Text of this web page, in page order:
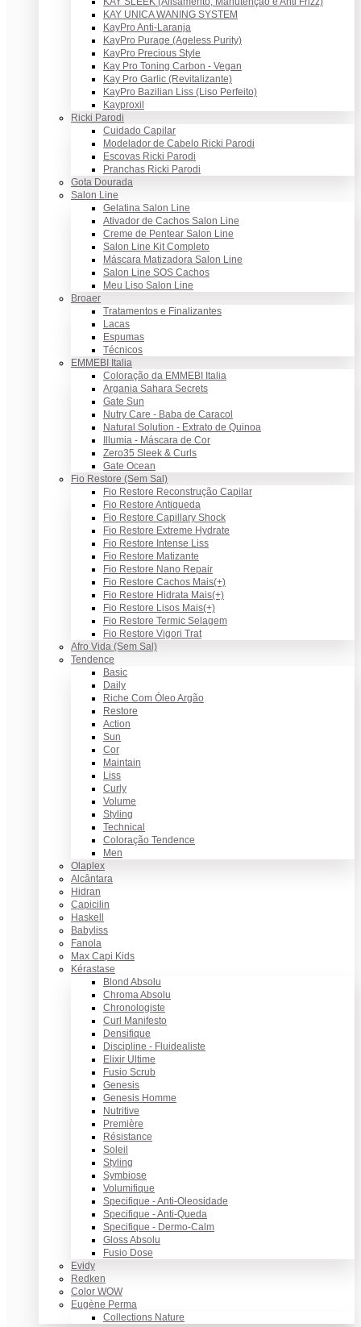
KAY UNICA WANING SYSTEM
KayPro Anti-Laranja
KayPro Purage (Ageless Purity)
KayPro Precious Style
Kay Pro Toning Carbon - Vegan
Kay Pro Garlic (Revitalizante)
KayPro Bazilian Liss (Liso Perfeito)
Kayproxil
Ricki Parodi
Cuidado Capilar
Modelador de Cabelo Ricki Parodi
Escovas Ricki Parodi
Pranchas Ricki Parodi
Gota Dourada
Salon Line
Gelatina Salon Line
Ativador de Cachos Salon Line
Creme de Pentear Salon Line
Salon Line Kit Completo
Máscara Matizadora Salon Line
Salon Line SOS Cachos
Meu Liso Salon Line
Broaer
Tratamentos e Finalizantes
Lacas
Espumas
Técnicos
EMMEBI Italia
Coloração da EMMEBI Italia
Argania Sahara Secrets
Gate Sun
Nutry Care - Baba de Caracol
Natural Solution - Extrato de Quinoa
Illumia - Máscara de Cor
Zero35 Sleek & Curls
Gate Ocean
Fio Restore (Sem Sal)
Fio Restore Reconstrução Capilar
Fio Restore Antiqueda
Fio Restore Capillary Shock
Fio Restore Extreme Hydrate
Fio Restore Intense Liss
Fio Restore Matizante
Fio Restore Nano Repair
Fio Restore Cachos Mais(+)
Fio Restore Hidrata Mais(+)
Fio Restore Lisos Mais(+)
Fio Restore Termic Selagem
Fio Restore Vigori Trat
Afro Vida (Sem Sal)
Tendence
Basic
Daily
Riche Com Óleo Argão
Restore
Action
Sun
Cor
Maintain
Liss
Curly
Volume
Styling
Technical
Coloração Tendence
Men
Olaplex
Alcântara
Hidran
Capicilin
Haskell
Babyliss
Fanola
Max Capi Kids
Kérastase
Blond Absolu
Chroma Absolu
Chronologiste
Curl Manifesto
Densifique
Discipline - Fluidealiste
Elixir Ultime
Fusio Scrub
Genesis
Genesis Homme
Nutritive
Première
Résistance
Soleil
Styling
Symbiose
Volumifique
Specifique - Anti-Oleosidade
Specifique - Anti-Queda
Specifique - Dermo-Calm
Gloss Absolu
Fusio Dose
Evidy
Redken
Color WOW
Eugène Perma
Collections Nature